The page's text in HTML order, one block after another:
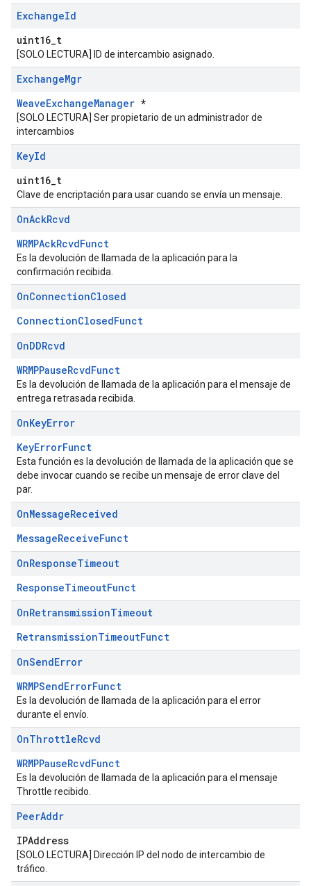
ExchangeId
uint16_t
[SOLO LECTURA] ID de intercambio asignado.
ExchangeMgr
WeaveExchangeManager *
[SOLO LECTURA] Ser propietario de un administrador de
intercambios
KeyId
uint16_t
Clave de encriptación para usar cuando se envía un mensaje.
OnAckRcvd
WRMPAckRcvdFunct
Es la devolución de llamada de la aplicación para la
confirmación recibida.
OnConnectionClosed
ConnectionClosedFunct
OnDDRcvd
WRMPPauseRcvdFunct
Es la devolución de llamada de la aplicación para el mensaje de
entrega retrasada recibida.
OnKeyError
KeyErrorFunct
Esta función es la devolución de llamada de la aplicación que se
debe invocar cuando se recibe un mensaje de error clave del
par.
OnMessageReceived
MessageReceiveFunct
OnResponseTimeout
ResponseTimeoutFunct
OnRetransmissionTimeout
RetransmissionTimeoutFunct
OnSendError
WRMPSendErrorFunct
Es la devolución de llamada de la aplicación para el error
durante el envío.
OnThrottleRcvd
WRMPPauseRcvdFunct
Es la devolución de llamada de la aplicación para el mensaje
Throttle recibido.
PeerAddr
IPAddress
[SOLO LECTURA] Dirección IP del nodo de intercambio de
tráfico.